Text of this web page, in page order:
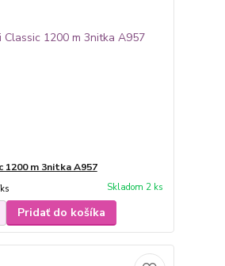
1200 m 3nitka A957
ks Skladom 2 ks
Pridať do košíka